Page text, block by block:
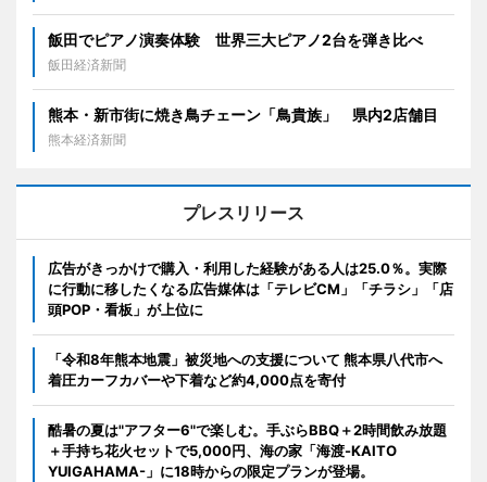
飯田でピアノ演奏体験 世界三大ピアノ2台を弾き比べ
飯田経済新聞
熊本・新市街に焼き鳥チェーン「鳥貴族」 県内2店舗目
熊本経済新聞
プレスリリース
広告がきっかけで購入・利用した経験がある人は25.0％。実際
に行動に移したくなる広告媒体は「テレビCM」「チラシ」「店
頭POP・看板」が上位に
「令和8年熊本地震」被災地への支援について 熊本県八代市へ
着圧カーフカバーや下着など約4,000点を寄付
酷暑の夏は"アフター6"で楽しむ。手ぶらBBQ＋2時間飲み放題
＋手持ち花火セットで5,000円、海の家「海渡-KAITO
YUIGAHAMA-」に18時からの限定プランが登場。